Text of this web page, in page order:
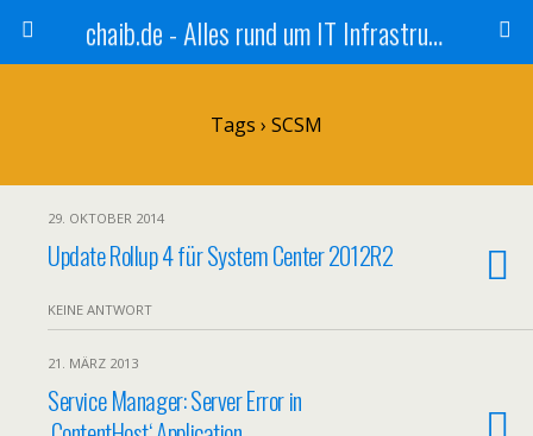
chaib.de - Alles rund um IT Infrastruktur
Tags › SCSM
29. OKTOBER 2014
Update Rollup 4 für System Center 2012R2
KEINE ANTWORT
21. MÄRZ 2013
Service Manager: Server Error in